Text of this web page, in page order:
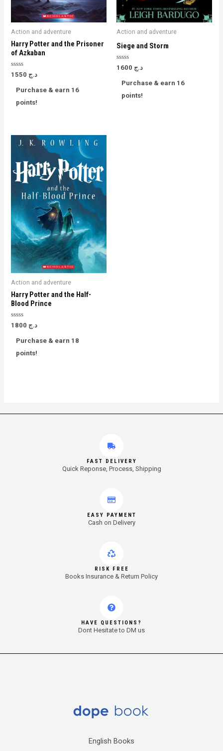
Action and adventure
Harry Potter and the Prisoner
of Azkaban
Rated
0
of
د.ج
Purchase & earn 16
points!
Action and adventure
Siege and Storm
Rated
0
د.ج
Purchase & earn 16
points!
Action and adventure
Harry Potter and the Half-
Blood Prince
Rated
0
of
د.ج
Purchase & earn 18
points!
FAST DELIVERY
Quick Reponse, Process, Shipping
EASY PAYMENT
Cash on Delivery
RISK FREE
Books Insurance & Return Policy
HAVE QUESTIONS?
Dont Hesitate to DM us
English Books